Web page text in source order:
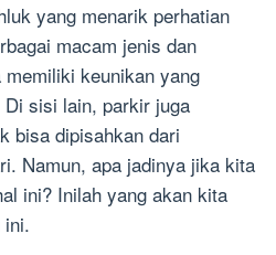
yang menarik perhatian
macam jenis dan
keunikan yang
sisi lain, parkir juga
bisa dipisahkan dari
Namun, apa jadinya jika kita
ini? Inilah yang akan kita
ini.